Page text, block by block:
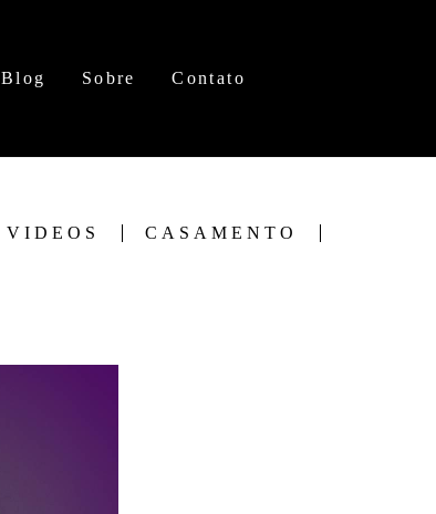
Blog Sobre Contato
VIDEOS CASAMENTO